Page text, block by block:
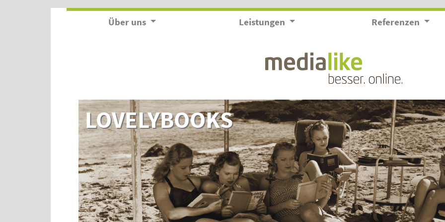
Über uns Leistungen Referenzen
LOVELYBOOKS